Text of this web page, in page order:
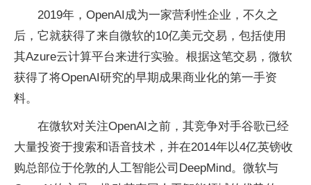
2019年，OpenAI成为一家营利性企业，不久之
后，它就获得了来自微软的10亿美元交易，包括使用
其Azure云计算平台来进行实验。根据这笔交易，微软
获得了将OpenAI研究的早期成果商业化的第一手资
料。
在微软对关注OpenAI之前，其竞争对手谷歌已经
大量投资于搜索和语音技术，并在2014年以4亿英镑收
购总部位于伦敦的人工智能公司DeepMind。微软与